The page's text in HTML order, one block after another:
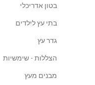
בטון אדריכלי
בתי עץ לילדים
גדר עץ
הצללות - שימשיות
מבנים מעץ